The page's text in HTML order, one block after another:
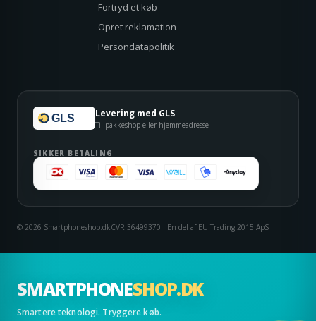
SMARTPHONESHOP.DK
Smartere teknologi. Tryggere køb.
Fortryd et køb
Opret reklamation
Persondatapolitik
GLS Levering med GLS
Til pakkeshop eller hjemmeadresse
SIKKER BETALING
© 2026 Smartphoneshop.dkCVR 36499370 · En del af EU Trading 2015 ApS